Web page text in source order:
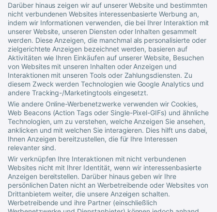
Darüber hinaus zeigen wir auf unserer Website und bestimmten
nicht verbundenen Websites interessenbasierte Werbung an,
indem wir Informationen verwenden, die bei Ihrer Interaktion mit
unserer Website, unseren Diensten oder Inhalten gesammelt
werden. Diese Anzeigen, die manchmal als personalisierte oder
zielgerichtete Anzeigen bezeichnet werden, basieren auf
Aktivitäten wie Ihren Einkäufen auf unserer Website, Besuchen
von Websites mit unseren Inhalten oder Anzeigen und
Interaktionen mit unseren Tools oder Zahlungsdiensten. Zu
diesem Zweck werden Technologien wie Google Analytics und
andere Tracking-/Marketingtools eingesetzt.
Wie andere Online-Werbenetzwerke verwenden wir Cookies,
Web Beacons (Action Tags oder Single-Pixel-GIFs) und ähnliche
Technologien, um zu verstehen, welche Anzeigen Sie ansehen,
anklicken und mit welchen Sie interagieren. Dies hilft uns dabei,
Ihnen Anzeigen bereitzustellen, die für Ihre Interessen
relevanter sind.
Wir verknüpfen Ihre Interaktionen mit nicht verbundenen
Websites nicht mit Ihrer Identität, wenn wir interessenbasierte
Anzeigen bereitstellen. Darüber hinaus geben wir Ihre
persönlichen Daten nicht an Werbetreibende oder Websites von
Drittanbietern weiter, die unsere Anzeigen schalten.
Werbetreibende und ihre Partner (einschließlich